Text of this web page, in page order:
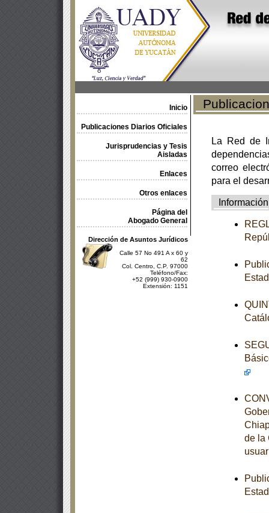
Inicio
Publicaciones Diarios Oficiales
Jurisprudencias y Tesis
Aisladas
Enlaces
Otros enlaces
Página del
Abogado General
Dirección de Asuntos Jurídicos
Calle 57 No 491 A x 60 y
62
Col. Centro, C.P. 97000
Teléfono/Fax:
+52 (999) 930-0900
Extensión: 1151
La Red de
correo
para el
Información
de la